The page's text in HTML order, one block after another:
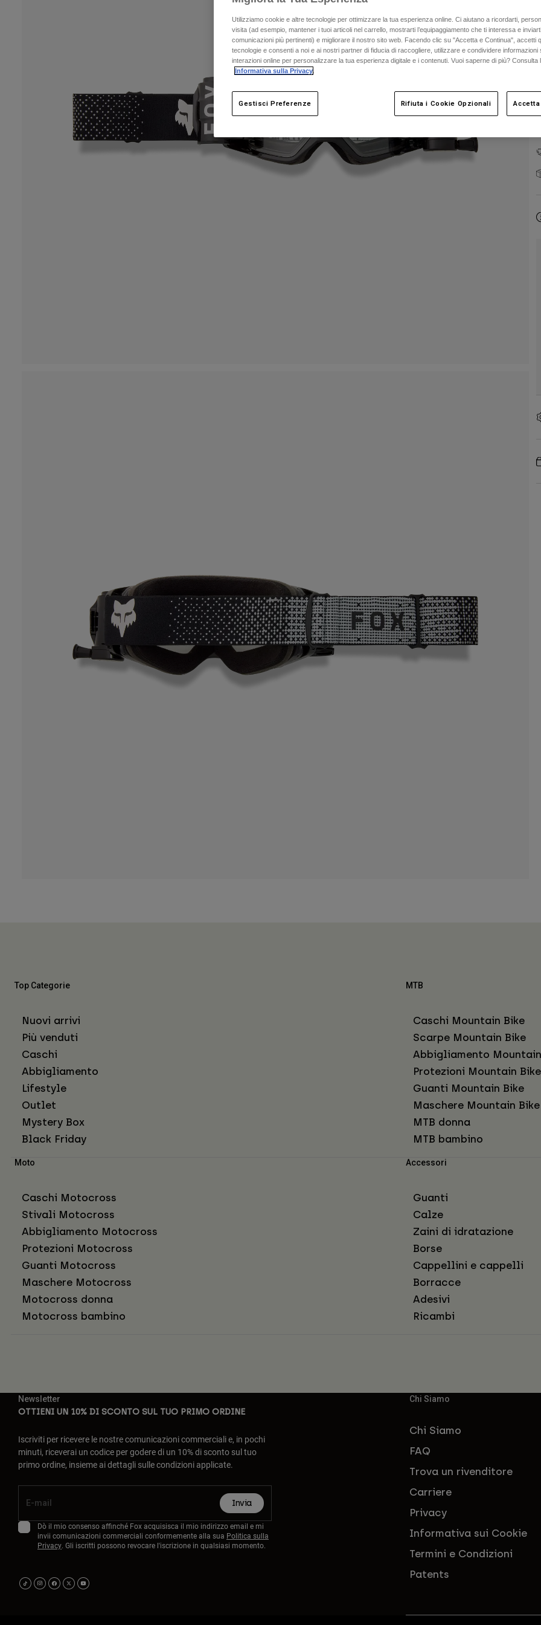
Top Categorie
Nuovi arrivi
Più venduti
Caschi
Abbigliamento
Lifestyle
Outlet
Mystery Box
Black Friday
MTB
Caschi Mountain Bike
Scarpe Mountain Bike
Abbigliamento
Protezioni Mountain Bike
Guanti Mountain Bike
Maschere Mountain Bike
MTB donna
MTB bambino
Moto
Caschi Motocross
Stivali Motocross
Abbigliamento Motocross
Protezioni Motocross
Guanti Motocross
Maschere Motocross
Motocross donna
Motocross bambino
Accessori
Guanti
Calze
Zaini di idratazione
Borse
Cappellini e cappelli
Borracce
Adesivi
Ricambi
Newsletter
OTTIENI UN 10% DI SCONTO SUL TUO PRIMO ORDINE
Iscriviti per ricevere le nostre comunicazioni commerciali e, in pochi
minuti, riceverai un codice per godere di un 10% di sconto sul tuo
primo ordine, insieme ai dettagli sulle condizioni applicate.
Invia
Dò il mio consenso affinché Fox acquisisca il mio indirizzo email e mi
invii comunicazioni commerciali conformemente alla sua Politica sulla
Privacy. Gli iscritti possono revocare l'iscrizione in qualsiasi momento.
Chi Siamo
Chi Siamo
FAQ
Trova un rivenditore
Carriere
Privacy
Informativa sui Cookie
Termini e Condizioni
Patents
Utilizziamo cookie e altre tecnologie per ottimizzare la tua esperienza online. Ci aiutano a ricordarti,
visita (ad esempio, mantener i tuoi articoli nel carrello, mostrarti l’equipaggiamento che ti interessa e
comunicazioni più pertinenti) e migliorare il nostro sito web. Facendo clic su "Accetta e Continua", accetti
tecnologie e consenti a noi e ai nostri partner di fiducia di raccogliere, utilizzare e condividere informazioni
interazioni online per personalizzare la tua esperienza digitale e i contenuti. Vuoi saperne di più? Consulta
Informativa sulla Privacy
Gestisci Preferenze Rifiuta i Cookie Opzionali